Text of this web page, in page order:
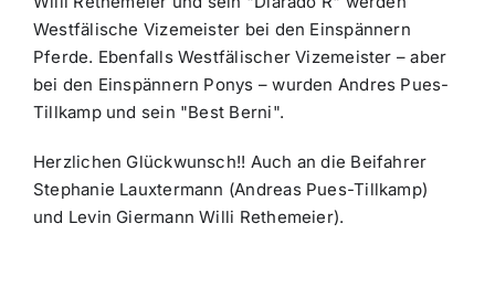
Westfälische Vizemeister bei den Einspännern
Pferde. Ebenfalls Westfälischer Vizemeister – aber
bei den Einspännern Ponys – wurden Andres Pues-
Tillkamp und sein "Best Berni".
Herzlichen Glückwunsch!! Auch an die Beifahrer
Stephanie Lauxtermann (Andreas Pues-Tillkamp)
und Levin Giermann Willi Rethemeier).